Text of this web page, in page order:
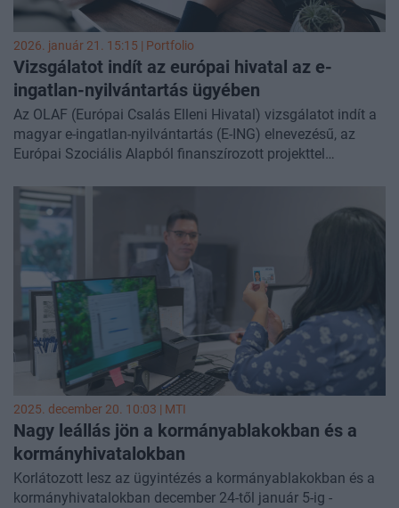
2026. január 21. 15:15 | Portfolio
Vizsgálatot indít az európai hivatal az e-
ingatlan-nyilvántartás ügyében
Az OLAF (Európai Csalás Elleni Hivatal) vizsgálatot indít a
magyar e-ingatlan-nyilvántartás (E-ING) elnevezésű, az
Európai Szociális Alapból finanszírozott projekttel
a hivatal küldött Hadházy Ákos független országgyűlési
képviselőnek.
2025. december 20. 10:03 | MTI
Nagy leállás jön a kormányablakokban és a
kormányhivatalokban
Korlátozott lesz az ügyintézés a kormányablakokban és a
kormányhivatalokban december 24-től január 5-ig -